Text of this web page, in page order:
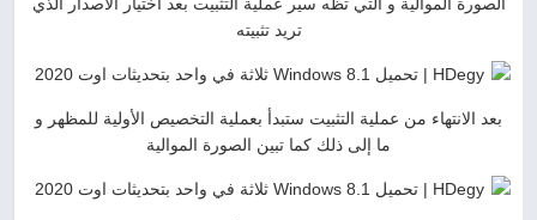
تريد تثبيته
بعد الانتهاء من عملية التثبيت ستبدأ بعملية التخصيص الأولية للمظهر و
ما إلى ذلك كما تبين الصورة الموالية